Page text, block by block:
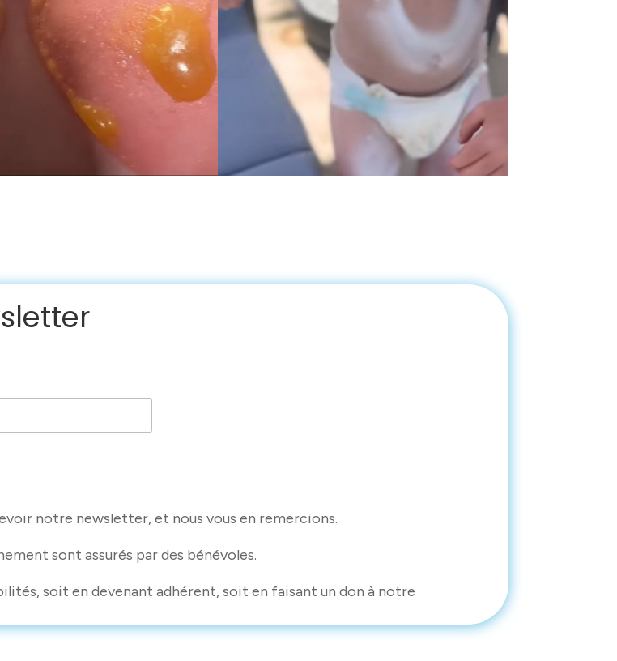
notre newsletter, et nous vous en remercions.
sont assurés par des bénévoles.
soit en devenant adhérent, soit en faisant un don à notre